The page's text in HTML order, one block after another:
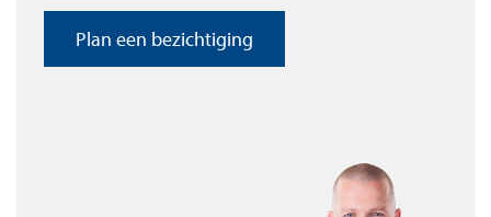
levensstijl koppelen aan een gezonde woonomgeving
met veel comfort, daglicht, groen én volop ruimte voor
sport en ontspanning.
In totaal zijn er 194 appartementen en penthouses op
eigen grond te koop. De appartementen beginnen bij
Plan een bezichtiging